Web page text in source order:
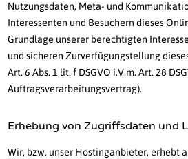
Nutzungsdaten, Meta- und
Interessenten und Besuchern dieses
Grundlage unserer berechtigten
und sicheren Zurverfügungstellung
Art. 6 Abs. 1 lit. f DSGVO i.V.m. Art. 28
Auftragsverarbeitungsvertrag).
Erhebung von Zugriffsdaten und
Wir, bzw. unser Hostinganbieter, erhebt